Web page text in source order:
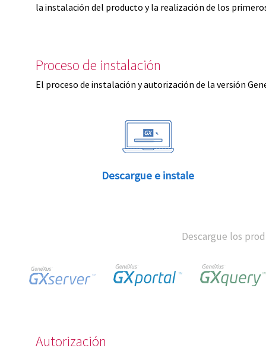
la instalación del producto y la realización de los
Proceso de instalación
El proceso de instalación y autorización de la versión
Descargue e instale
Descargue los
Autorización